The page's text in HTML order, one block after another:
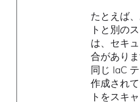
たとえば
トと別の
は、セキ
合があり
同じ IaC
作成され
トをスキ